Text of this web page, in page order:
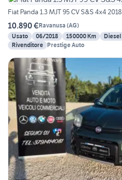
Fiat Panda 1.3 MJT 95 CV S&S 4x4 2018
10.890 €Ravanusa (AG)
Usato
06/2018 150000 Km Diesel
Rivenditore Prestige Auto